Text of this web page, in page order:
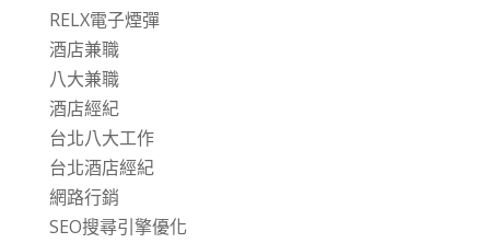
RELX電子煙彈
酒店兼職
八大兼職
酒店經紀
台北八大工作
台北酒店經紀
網路行銷
SEO搜尋引擎優化